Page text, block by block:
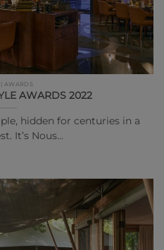
| AWARDS
AWARDS 2022
hidden for centuries in a
It’s Nous…